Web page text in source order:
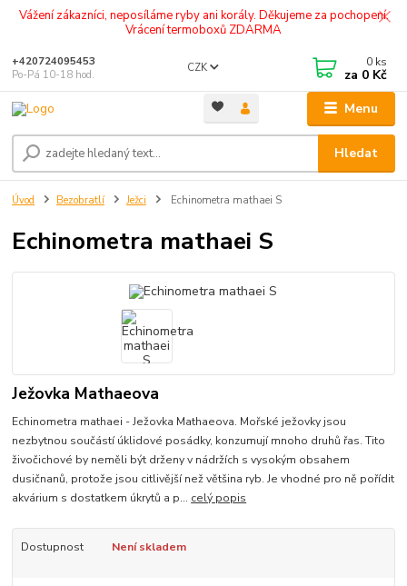
Vážení zákazníci, neposíláme ryby ani korály. Děkujeme za pochopení.
Vrácení termoboxů ZDARMA
Menu
CZK
Hledat
+420724095453
Po-Pá 10-18 hod.
0 ks
za 0 Kč
Úvod Bezobratlí Ježci Echinometra mathaei S
Echinometra mathaei S
Ježovka Mathaeova
Echinometra mathaei - Ježovka Mathaeova. Mořské ježovky jsou
nezbytnou součástí úklidové posádky, konzumují mnoho druhů řas. Tito
živočichové by neměli být drženy v nádržích s vysokým obsahem
dusičnanů, protože jsou citlivější než většina ryb. Je vhodné pro ně pořídit
akvárium s dostatkem úkrytů a p... celý popis
Dostupnost Není skladem